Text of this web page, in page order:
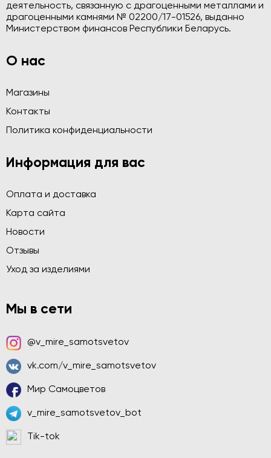
деятельность, связанную с драгоценными металлами и
драгоценными камнями № 02200/17-01526, выданно
Министерством финансов Республики Беларусь.
О нас
Магазины
Контакты
Политика конфиденциальности
Информация для вас
Оплата и доставка
Карта сайта
Новости
Отзывы
Уход за изделиями
Мы в сети
@v_mire_samotsvetov
vk.com/v_mire_samotsvetov
Мир Самоцветов
v_mire_samotsvetov_bot
Tik-tok